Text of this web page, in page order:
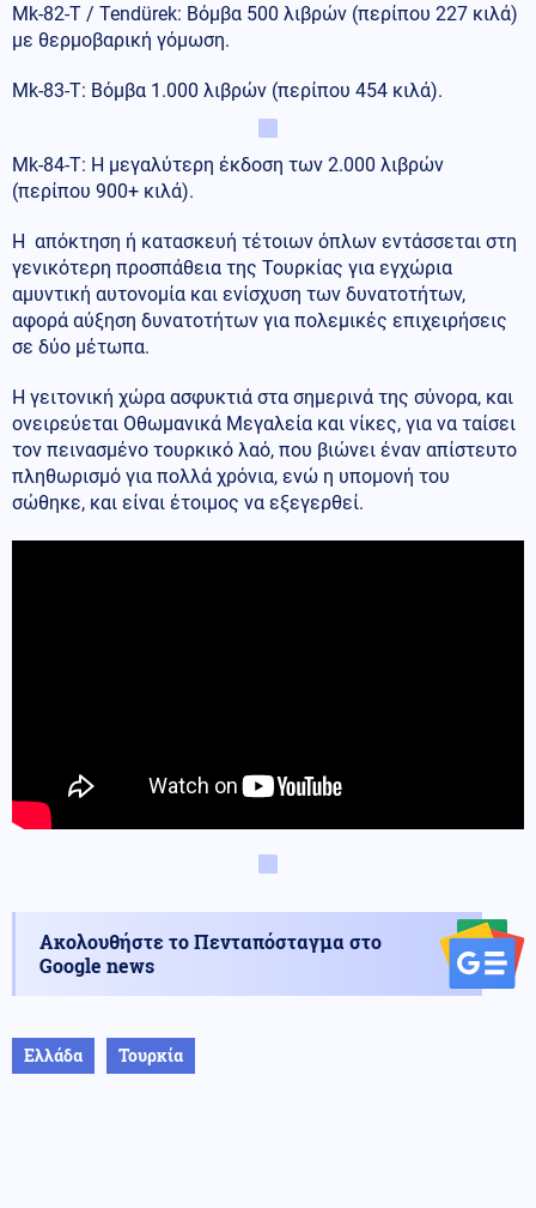
Mk-82-T / Tendürek: Βόμβα 500 λιβρών (περίπου 227 κιλά)
με θερμοβαρική γόμωση.
Mk-83-T: Βόμβα 1.000 λιβρών (περίπου 454 κιλά).
Mk-84-T: Η μεγαλύτερη έκδοση των 2.000 λιβρών
(περίπου 900+ κιλά).
Η απόκτηση ή κατασκευή τέτοιων όπλων εντάσσεται στη
γενικότερη προσπάθεια της Τουρκίας για εγχώρια
αμυντική αυτονομία και ενίσχυση των δυνατοτήτων,
αφορά αύξηση δυνατοτήτων για πολεμικές επιχειρήσεις
σε δύο μέτωπα.
Η γειτονική χώρα ασφυκτιά στα σημερινά της σύνορα, και
ονειρεύεται Οθωμανικά Μεγαλεία και νίκες, για να ταίσει
τον πεινασμένο τουρκικό λαό, που βιώνει έναν απίστευτο
πληθωρισμό για πολλά χρόνια, ενώ η υπομονή του
σώθηκε, και είναι έτοιμος να εξεγερθεί.
Ακολουθήστε το Πενταπόσταγμα στο
Google news
Ελλάδα Τουρκία